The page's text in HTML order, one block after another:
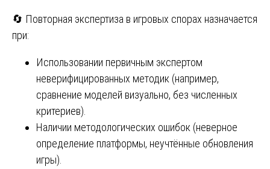
🔄 Повторная экспертиза в игровых спорах назначается
при:
Использовании первичным экспертом
неверифицированных методик (например,
сравнение моделей визуально, без численных
критериев).
Наличии методологических ошибок (неверное
определение платформы, неучтённые обновления
игры).